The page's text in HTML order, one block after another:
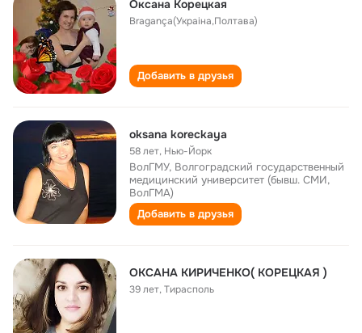
Оксана Корецкая
Bragança(Украіна,Полтава)
Добавить в друзья
oksana koreckaya
58 лет, Нью-Йорк
ВолГМУ, Волгоградский государственный
медицинский университет (бывш. СМИ,
ВолГМА)
Добавить в друзья
ОКСАНА КИРИЧЕНКО( КОРЕЦКАЯ )
39 лет,Тирасполь